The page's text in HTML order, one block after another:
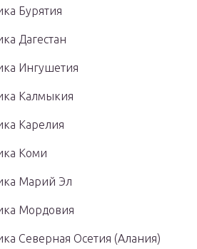
Бурятия
Дагестан
Ингушетия
Калмыкия
Карелия
Коми
Марий Эл
Мордовия
Северная Осетия (Алания)